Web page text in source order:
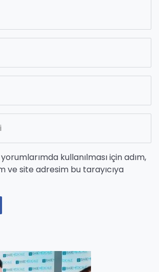
kullanılması için adım,
ve site adresim bu tarayıcıya